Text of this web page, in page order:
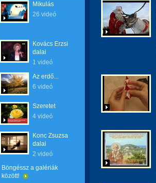
Mikulás
26 videó
Kovács Erzsi
dalai
1 videó
Az erdő...
6 videó
Szeretet
4 videó
Konc Zsuzsa
dalai
2 videó
Böngéssz a galériák
között!